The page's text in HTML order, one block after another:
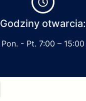
Godziny otwarcia:
Pon. - Pt. 7:00 – 15:00